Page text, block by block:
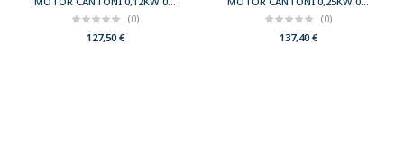
(0)
127,50€
(0)
137,40€